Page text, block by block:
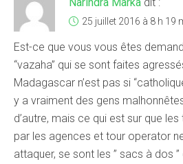
25 juillet 2016 à 8 h 19
Est-ce que vous vous êtes
“vazaha” qui se sont faites
Madagascar n’est pas si
y a vraiment des gens
d’autre, mais ce qui est sur que
par les agences et tour operator
attaquer, se sont les ” sacs à dos